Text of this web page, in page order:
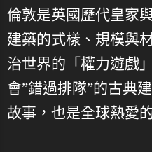
倫敦是英國歷代皇家
建築的式樣、規模與
治世界的「權力遊戲
會”錯過排隊”的古典
故事，也是全球熱愛